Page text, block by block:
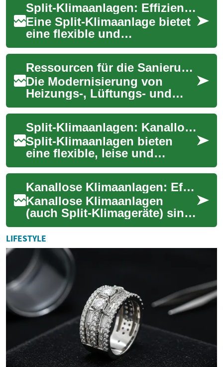
Split-Klimaanlagen: Effiziente Klimatisierung für Zuhause
Eine Split-Klimaanlage bietet
eine flexible und
energiesparende Lösung zur
Klimatisierung von
Wohnräumen ohne umfangr...
Ressourcen für die Sanierung von Klimaanlagen
Die Modernisierung von
Heizungs-, Lüftungs- und
Klimaanlagen (HLK) ist eine
wesentliche Investition, die
den Wohnkomf...
Split-Klimaanlagen: Kanallose Klimatisierung erklärt
Split-Klimaanlagen bieten
eine flexible, leise und
energieeffiziente Alternative
zu traditionellen Kanal-
Systemen. Al...
Kanallose Klimaanlagen: Effiziente Kühlung und Heizfunktion
Kanallose Klimaanlagen
(auch Split-Klimageräte) sind
eine flexible, platzsparende
Lösung für warmes und
kühles Raumkl...
LIFESTYLE